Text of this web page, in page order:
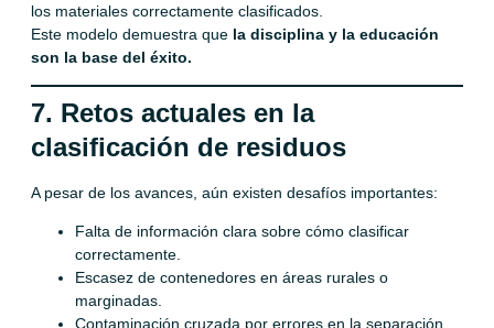
los materiales correctamente clasificados.
Este modelo demuestra que la disciplina y la educación
son la base del éxito.
7. Retos actuales en la
clasificación de residuos
A pesar de los avances, aún existen desafíos importantes:
Falta de información clara sobre cómo clasificar
correctamente.
Escasez de contenedores en áreas rurales o
marginadas.
Contaminación cruzada por errores en la separación.